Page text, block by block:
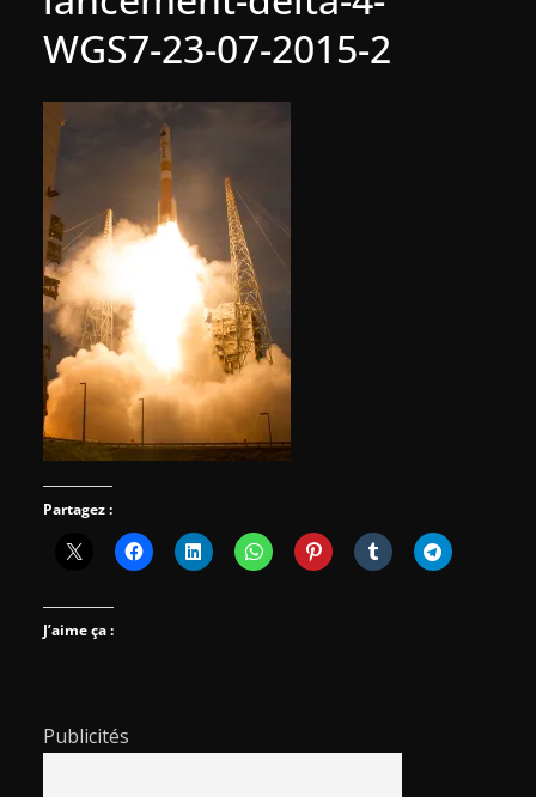
WGS7-23-07-2015-2
Partagez :
J’aime ça :
Publicités